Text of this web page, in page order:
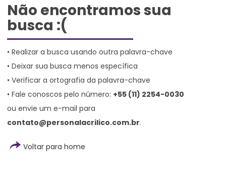
Não encontramos sua
busca :(
• Realizar a busca usando outra palavra-chave
• Deixar sua busca menos específica
• Verificar a ortografia da palavra-chave
• Fale conoscos pelo número: +55 (11) 2254-0030
ou envie um e-mail para
contato@personalacrilico.com.br.
Voltar para home